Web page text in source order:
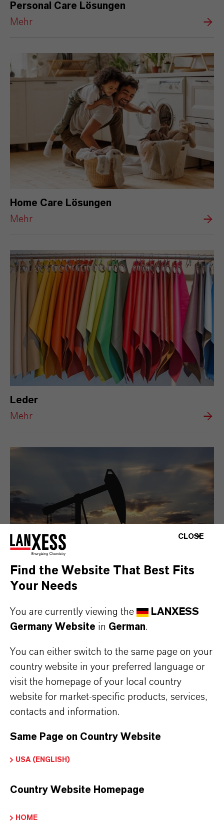
Personal Care Lösungen
Mehr
Home Care Lösungen
Mehr
Leder
Mehr
(englischsprachige Seite)
Mehr
CLOSE
Find the Website That Best Fits
Your Needs
You are currently viewing the
LANXESS
Germany Website in German.
You can either switch to the same page on your
country website in your preferred language or
visit the homepage of your local country
website for market-specific products, services,
contacts and information.
Same Page on Country Website
USA (ENGLISH)
Country Website Homepage
HOME